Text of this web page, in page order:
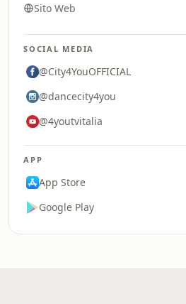
Sito Web
SOCIAL MEDIA
@City4YouOFFICIAL
@dancecity4you
@4youtvitalia
APP
App Store
Google Play